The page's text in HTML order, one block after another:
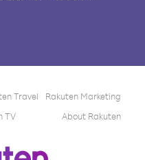
Travel
Rakuten Marketing
TV About Rakuten